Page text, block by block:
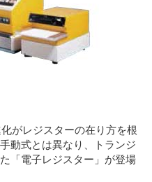
がレジスターの在り方を根
動式とは異なり、トランジ
「電子レジスター」が登場